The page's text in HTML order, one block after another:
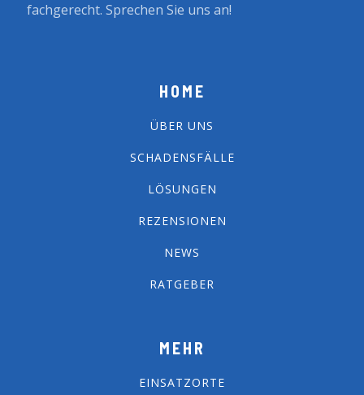
fachgerecht. Sprechen Sie uns an!
HOME
ÜBER UNS
SCHADENSFÄLLE
LÖSUNGEN
REZENSIONEN
NEWS
RATGEBER
MEHR
EINSATZORTE